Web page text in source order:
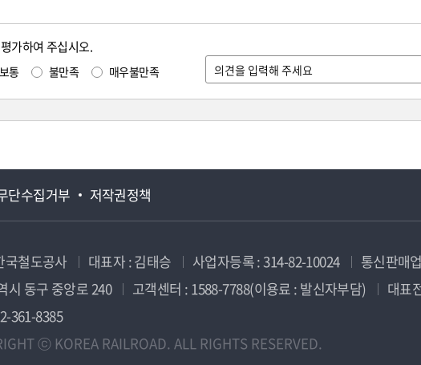
가하여 주십시오.
보통 불만족 매우불만족
단수집거부 저작권정책
국철도공사 대표자 : 김태승 사업자등록 : 314-82-10024
통신판매
시 동구 중앙로 240
고객센터 : 1588-7788(이용료 : 발신자부담)
대표
361-8385
ⓒ KOREA RAILROAD. ALL RIGHTS RESERVED.